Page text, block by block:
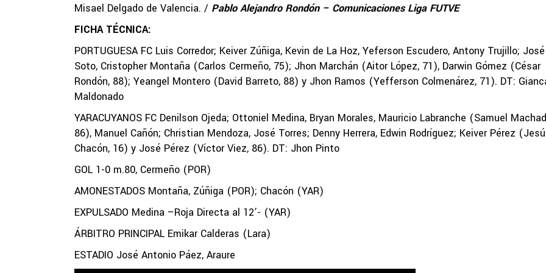
Misael Delgado de Valencia. / Pablo Alejandro Rondón – Comunicaciones Liga FUTVE
FICHA TÉCNICA:
PORTUGUESA FC Luis Corredor; Keiver Zúñiga, Kevin de La Hoz, Yeferson Escudero, Antony Trujillo; José
Soto, Cristopher Montaña (Carlos Cermeño, 75); Jhon Marchán (Aitor López, 71), Darwin Gómez (César
Rondón, 88); Yeangel Montero (David Barreto, 88) y Jhon Ramos (Yefferson Colmenárez, 71). DT:
Maldonado
YARACUYANOS FC Denilson Ojeda; Ottoniel Medina, Bryan Morales, Mauricio Labranche (Samuel
86), Manuel Cañón; Christian Mendoza, José Torres; Denny Herrera, Edwin Rodríguez; Keiver Pérez
Chacón, 16) y José Pérez (Víctor Viez, 86). DT: Jhon Pinto
GOL 1-0 m.80, Cermeño (POR)
AMONESTADOS Montaña, Zúñiga (POR); Chacón (YAR)
EXPULSADO Medina –Roja Directa al 12’- (YAR)
ÁRBITRO PRINCIPAL Emikar Calderas (Lara)
ESTADIO José Antonio Páez, Araure